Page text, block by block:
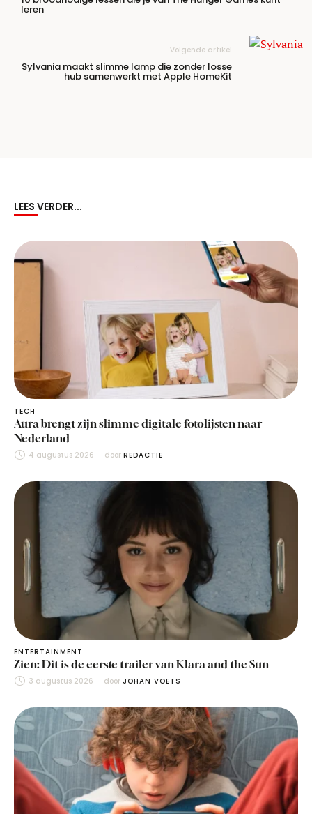
leren
Volgende artikel
Sylvania maakt slimme lamp die zonder losse
hub samenwerkt met Apple HomeKit
LEES VERDER...
TECH
Aura brengt zijn slimme digitale fotolijsten naar
Nederland
4 augustus 2026 door REDACTIE
ENTERTAINMENT
Zien: Dit is de eerste trailer van Klara and the Sun
3 augustus 2026 door JOHAN VOETS